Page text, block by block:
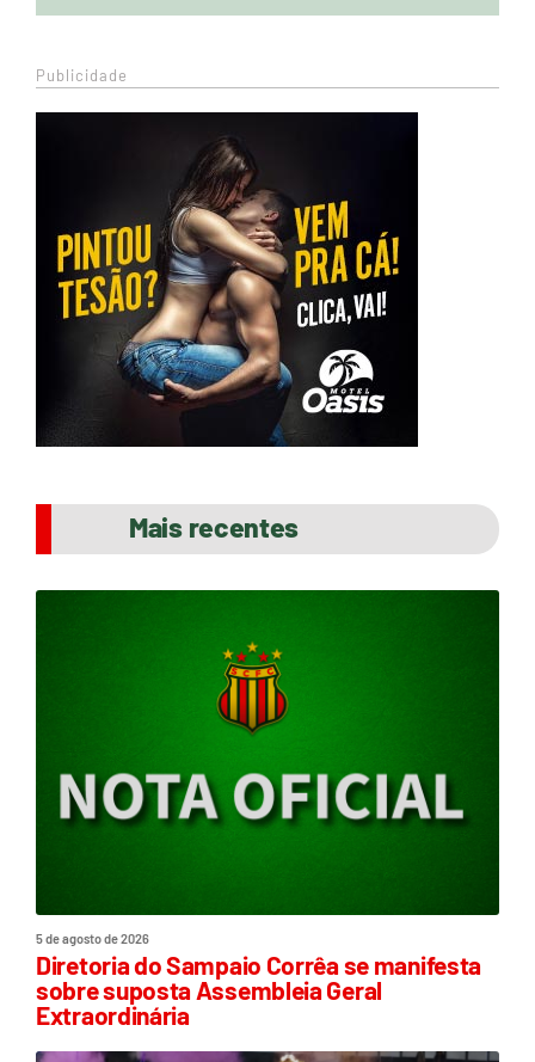
Publicidade
Mais recentes
5 de agosto de 2026
Diretoria do Sampaio Corrêa se manifesta
sobre suposta Assembleia Geral
Extraordinária